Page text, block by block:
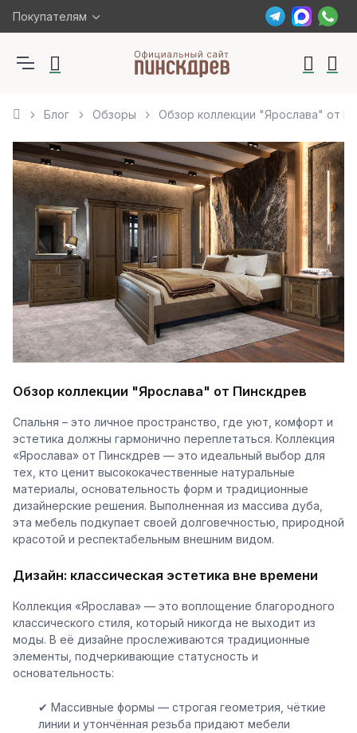
Покупателям
Блог Обзоры Обзор коллекции "Ярослава" от
Обзор коллекции "Ярослава" от Пинскдрев
Спальня – это личное пространство, где уют, комфорт и
эстетика должны гармонично переплетаться. Коллекция
«Ярослава» от Пинскдрев — это идеальный выбор для
тех, кто ценит высококачественные натуральные
материалы, основательность форм и традиционные
дизайнерские решения. Выполненная из массива дуба,
эта мебель подкупает своей долговечностью, природной
красотой и респектабельным внешним видом.
Дизайн: классическая эстетика вне времени
Коллекция «Ярослава» — это воплощение благородного
классического стиля, который никогда не выходит из
моды. В её дизайне прослеживаются традиционные
элементы, подчеркивающие статусность и
основательность:
✔ Массивные формы — строгая геометрия, чёткие
линии и утончённая резьба придают мебели